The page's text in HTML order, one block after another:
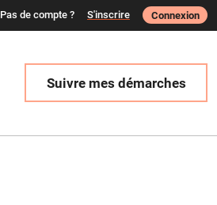
Suivre mes démarches
Pas de compte ? S'inscrire Connexion